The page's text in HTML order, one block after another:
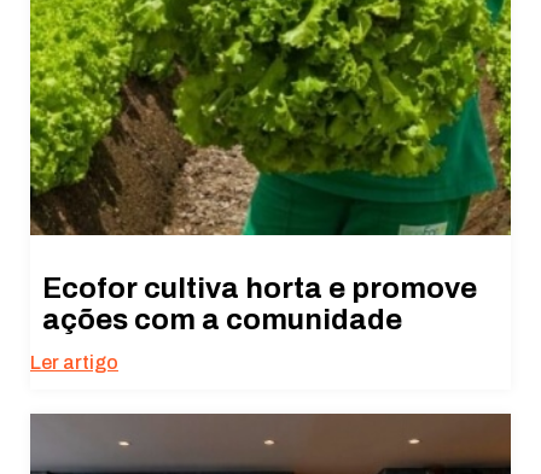
Ecofor cultiva horta e promove
ações com a comunidade
Ler artigo